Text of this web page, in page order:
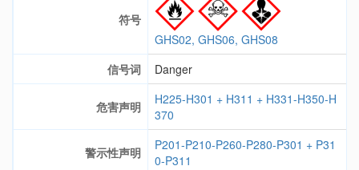
符号
GHS02, GHS06, GHS08
信号词
Danger
危害声明
H225-H301 + H311 + H331-H350-H
370
警示性声明
P201-P210-P260-P280-P301 + P31
0-P311